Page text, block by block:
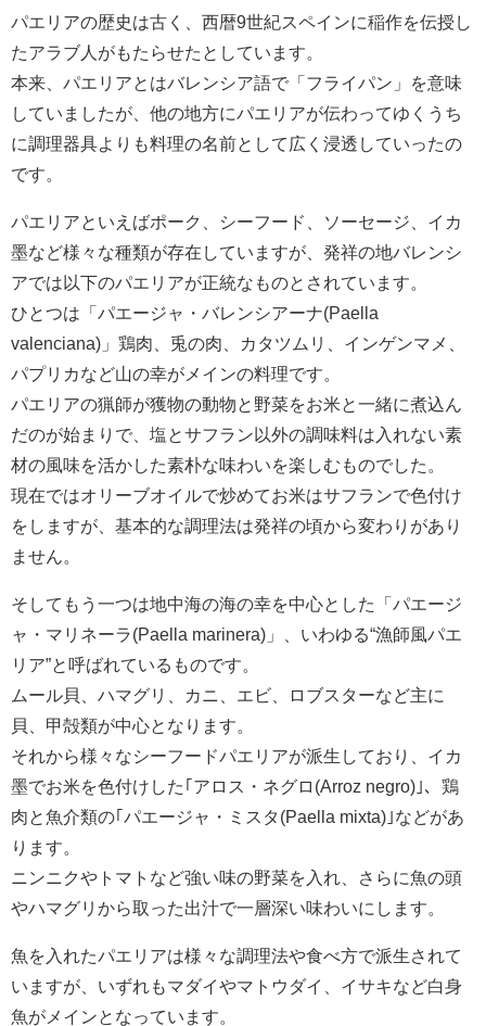
パエリアの歴史は古く、西暦9世紀スペインに稲作を伝授し
たアラブ人がもたらせたとしています。
本来、パエリアとはバレンシア語で「フライパン」を意味
していましたが、他の地方にパエリアが伝わってゆくうち
に調理器具よりも料理の名前として広く浸透していったの
です。
パエリアといえばポーク、シーフード、ソーセージ、イカ
墨など様々な種類が存在していますが、発祥の地バレンシ
アでは以下のパエリアが正統なものとされています。
ひとつは「パエージャ・バレンシアーナ(Paella
valenciana)」鶏肉、兎の肉、カタツムリ、インゲンマメ、
パプリカなど山の幸がメインの料理です。
パエリアの猟師が獲物の動物と野菜をお米と一緒に煮込ん
だのが始まりで、塩とサフラン以外の調味料は入れない素
材の風味を活かした素朴な味わいを楽しむものでした。
現在ではオリーブオイルで炒めてお米はサフランで色付け
をしますが、基本的な調理法は発祥の頃から変わりがあり
ません。
そしてもう一つは地中海の海の幸を中心とした「パエージ
ャ・マリネーラ(Paella marinera)」、いわゆる“漁師風パエ
リア”と呼ばれているものです。
ムール貝、ハマグリ、カニ、エビ、ロブスターなど主に
貝、甲殻類が中心となります。
それから様々なシーフードパエリアが派生しており、イカ
墨でお米を色付けした｢アロス・ネグロ(Arroz negro)｣、鶏
肉と魚介類の｢パエージャ・ミスタ(Paella mixta)｣などがあ
ります。
ニンニクやトマトなど強い味の野菜を入れ、さらに魚の頭
やハマグリから取った出汁で一層深い味わいにします。
魚を入れたパエリアは様々な調理法や食べ方で派生されて
いますが、いずれもマダイやマトウダイ、イサキなど白身
魚がメインとなっています。